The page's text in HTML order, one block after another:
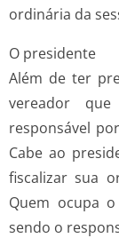
ordinária da
O presidente
Além de ter
vereador
responsável
Cabe ao
fiscalizar sua
Quem ocupa
sendo o